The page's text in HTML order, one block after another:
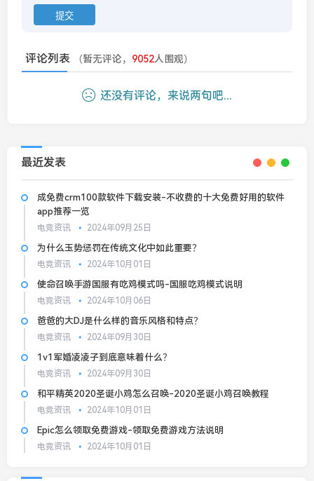
评论列表 （暂无评论， 9052人围观）
还没有评论，来说两句吧...
最近发表
成免费crm100款软件下载安装-不收费的十大免费好用的软件
app推荐一览
电竞资讯 2024年09月25日
为什么玉势惩罚在传统文化中如此重要？
电竞资讯 2024年10月01日
使命召唤手游国服有吃鸡模式吗-国服吃鸡模式说明
电竞资讯 2024年10月06日
爸爸的大DJ是什么样的音乐风格和特点？
电竞资讯 2024年09月30日
1v1军婚凌凌子到底意味着什么？
电竞资讯 2024年09月30日
和平精英2020圣诞小鸡怎么召唤-2020圣诞小鸡召唤教程
电竞资讯 2024年10月01日
Epic怎么领取免费游戏-领取免费游戏方法说明
电竞资讯 2024年10月01日